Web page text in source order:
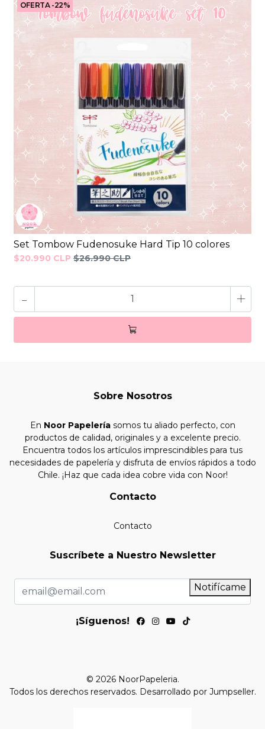
OFERTA -22%
Set Tombow Fudenosuke Hard Tip 10 colores
$20.990 CLP $26.990 CLP
- +
Sobre Nosotros
En Noor Papeleríasomos tu aliado perfecto, con
productos de calidad, originales y a excelente precio.
Encuentra todos los artículos imprescindibles para tus
necesidades de papelería y disfruta de envíos rápidos a todo
Chile. ¡Haz que cada idea cobre vida con Noor!
Contacto
Contacto
Suscríbete a Nuestro Newsletter
Notifícame
¡Síguenos!
© 2026 NoorPapeleria.
Todos los derechos reservados. Desarrollado por Jumpseller.